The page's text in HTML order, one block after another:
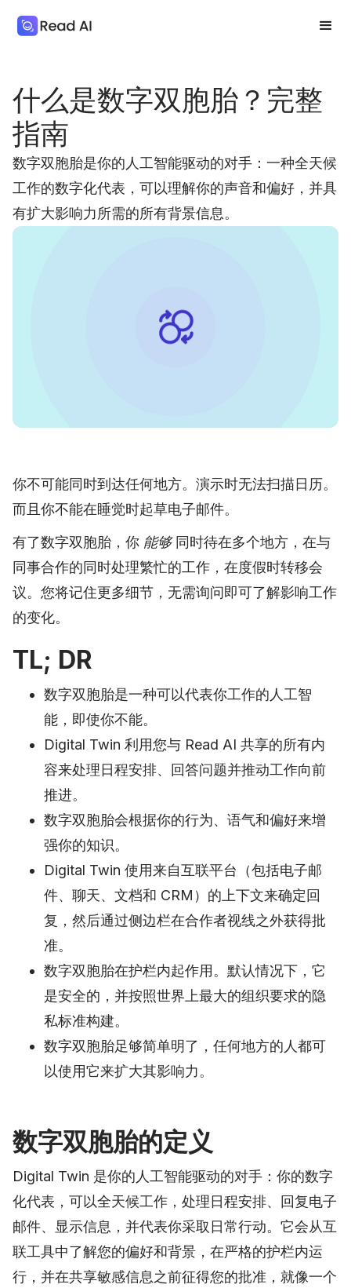
什么是数字双胞胎？完整
指南
数字双胞胎是你的人工智能驱动的对手：一种全天候
工作的数字化代表，可以理解你的声音和偏好，并具
有扩大影响力所需的所有背景信息。
你不可能同时到达任何地方。演示时无法扫描日历。
而且你不能在睡觉时起草电子邮件。
有了数字双胞胎，你 能够同时待在多个地方，在与
同事合作的同时处理繁忙的工作，在度假时转移会
议。您将记住更多细节，无需询问即可了解影响工作
的变化。
TL; DR
数字双胞胎是一种可以代表你工作的人工智
能，即使你不能。
Digital Twin 利用您与 Read AI 共享的所有内
容来处理日程安排、回答问题并推动工作向前
推进。
数字双胞胎会根据你的行为、语气和偏好来增
强你的知识。
Digital Twin 使用来自互联平台（包括电子邮
件、聊天、文档和 CRM）的上下文来确定回
复，然后通过侧边栏在合作者视线之外获得批
准。
数字双胞胎在护栏内起作用。默认情况下，它
是安全的，并按照世界上最大的组织要求的隐
私标准构建。
数字双胞胎足够简单明了，任何地方的人都可
以使用它来扩大其影响力。
数字双胞胎的定义
Digital Twin 是你的人工智能驱动的对手：你的数字
化代表，可以全天候工作，处理日程安排、回复电子
邮件、显示信息，并代表你采取日常行动。它会从互
联工具中了解您的偏好和背景，在严格的护栏内运
行，并在共享敏感信息之前征得您的批准，就像一个